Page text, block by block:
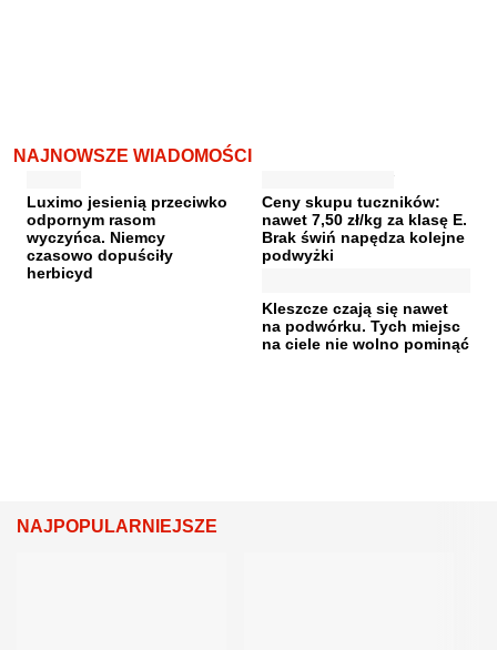
NAJNOWSZE WIADOMOŚCI
Luximo jesienią przeciwko
odpornym rasom
wyczyńca. Niemcy
czasowo dopuściły
herbicyd
Ceny skupu tuczników:
nawet 7,50 zł/kg za klasę E.
Brak świń napędza kolejne
podwyżki
Kleszcze czają się nawet
na podwórku. Tych miejsc
na ciele nie wolno pominąć
NAJPOPULARNIEJSZE